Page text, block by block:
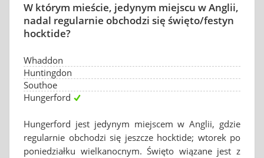
W którym mieście, jedynym miejscu w Anglii,
nadal regularnie obchodzi się święto/festyn
hocktide?
Whaddon
Huntingdon
Southoe
Hungerford
Hungerford jest jedynym miejscem w Anglii, gdzie
regularnie obchodzi się jeszcze hocktide; wtorek po
poniedziałku wielkanocnym. Święto wiązane jest z